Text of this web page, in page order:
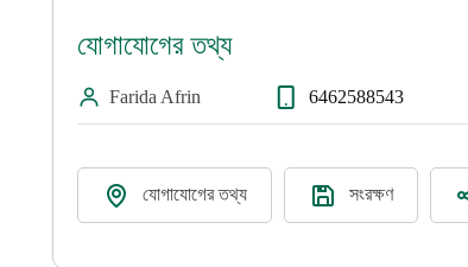
যোগাযোগের তথ্য
Farida Afrin 6462588543
যোগাযোগের তথ্য সংরক্ষণ